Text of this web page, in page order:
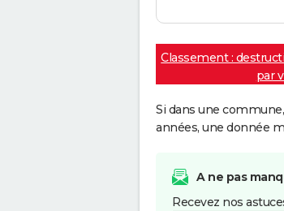
Classement :
par
Si dans une
années, une donnée
A ne pas
Recevez nos